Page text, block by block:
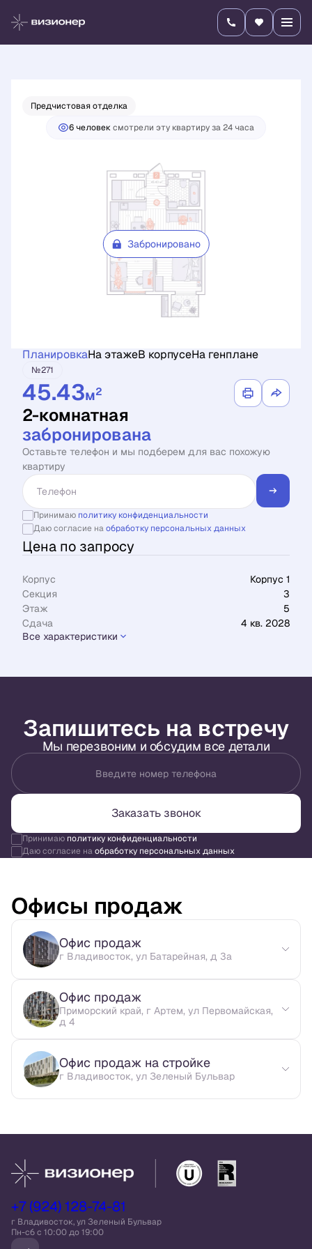
2-комнатная Цена по запросу
Предчистовая отделка
6 человексмотрели эту квартиру за 24 часа
Забронировано
ПланировкаНа этажеВ корпусеНа генплане
№271
45.43м2
2-комнатная
забронирована
Оставьте телефон и мы подберем для вас похожую
квартиру
Принимаю политику конфиденциальности
Даю согласие наобработку персональных данных
Цена по запросу
Корпус
Корпус 1
Секция
3
Этаж
5
Сдача
4 кв. 2028
Все характеристики
Запишитесь на встречу
Мы перезвоним и обсудим все детали
Введите номер телефона
Заказать звонок
Принимаю политику конфиденциальности
Даю согласие наобработку персональных данных
Офисы продаж
Офис продаж
г Владивосток, ул Батарейная, д 3а
Офис продаж
Приморский край, г Артем, ул Первомайская,
д 4
Офис продаж на стройке
г Владивосток, ул Зеленый Бульвар
+7 (924) 128-74-81
г Владивосток, ул Зеленый Бульвар
Пн-сб c 10:00 до 19:00